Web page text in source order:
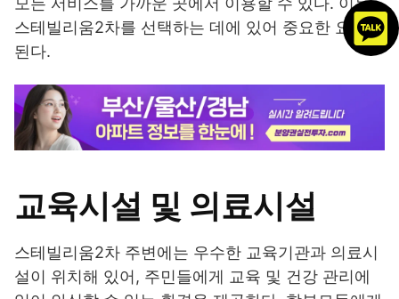
스테빌리움2차를 선택하는 데에 있어 중요한 요소가
된다.
교육시설 및 의료시설
스테빌리움2차 주변에는 우수한 교육기관과 의료시
설이 위치해 있어, 주민들에게 교육 및 건강 관리에